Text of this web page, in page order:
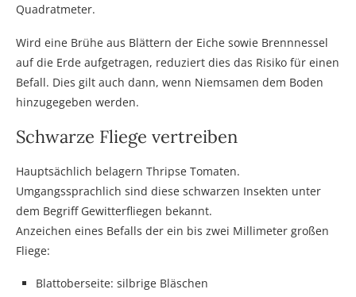
Quadratmeter.
Wird eine Brühe aus Blättern der Eiche sowie Brennnessel
auf die Erde aufgetragen, reduziert dies das Risiko für einen
Befall. Dies gilt auch dann, wenn Niemsamen dem Boden
hinzugegeben werden.
Schwarze Fliege vertreiben
Hauptsächlich belagern Thripse Tomaten.
Umgangssprachlich sind diese schwarzen Insekten unter
dem Begriff Gewitterfliegen bekannt.
Anzeichen eines Befalls der ein bis zwei Millimeter großen
Fliege:
Blattoberseite: silbrige Bläschen